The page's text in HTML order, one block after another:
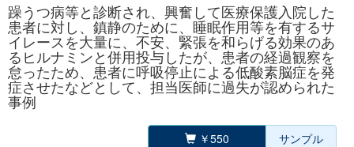
躁うつ病等と診断され、興奮して医療保護入院した
患者に対し、鎮静のために、睡眠作用等を有するサ
イレースを大量に、不安、緊張を和らげる効果のあ
るヒルナミンと併用投与したが、患者の経過観察を
怠ったため、患者に呼吸停止による低酸素脳症を発
症させたなどとして、担当医師に過失が認められた
事例
￥550 サンプル